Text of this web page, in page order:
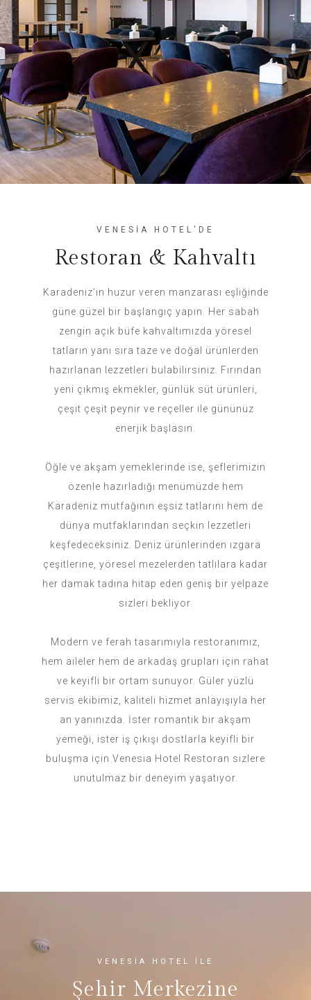
VENESİA HOTEL'DE
Restoran & Kahvaltı
Karadeniz’in huzur veren manzarası eşliğinde
güne güzel bir başlangıç yapın. Her sabah
zengin açık büfe kahvaltımızda yöresel
tatların yanı sıra taze ve doğal ürünlerden
hazırlanan lezzetleri bulabilirsiniz. Fırından
yeni çıkmış ekmekler, günlük süt ürünleri,
çeşit çeşit peynir ve reçeller ile gününüz
enerjik başlasın.
Öğle ve akşam yemeklerinde ise, şeflerimizin
özenle hazırladığı menümüzde hem
Karadeniz mutfağının eşsiz tatlarını hem de
dünya mutfaklarından seçkin lezzetleri
keşfedeceksiniz. Deniz ürünlerinden ızgara
çeşitlerine, yöresel mezelerden tatlılara kadar
her damak tadına hitap eden geniş bir yelpaze
sizleri bekliyor.
Modern ve ferah tasarımıyla restoranımız,
hem aileler hem de arkadaş grupları için rahat
ve keyifli bir ortam sunuyor. Güler yüzlü
servis ekibimiz, kaliteli hizmet anlayışıyla her
an yanınızda. İster romantik bir akşam
yemeği, ister iş çıkışı dostlarla keyifli bir
buluşma için Venesia Hotel Restoran sizlere
unutulmaz bir deneyim yaşatıyor.
VENESİA HOTEL İLE
Şehir Merkezine